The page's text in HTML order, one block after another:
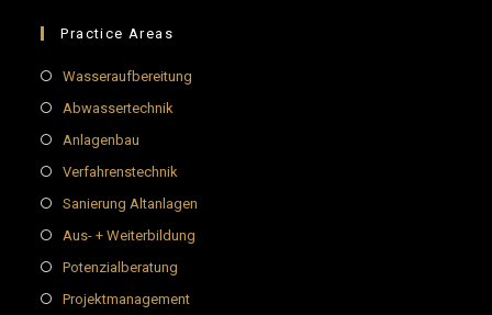
Practice Areas
Wasseraufbereitung
Abwassertechnik
Anlagenbau
Verfahrenstechnik
Sanierung Altanlagen
Aus- + Weiterbildung
Potenzialberatung
Projektmanagement